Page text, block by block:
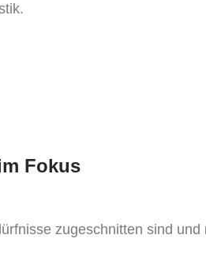
Fokus
zugeschnitten sind und